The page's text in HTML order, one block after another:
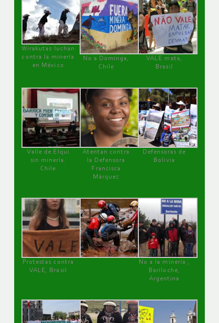
Wirakutas luchan
contra la minería
en México
No a Dominga,
Chile
VALE mata,
Brasil
Valle de Elqui
sin minería.
Chile
Atentan contra
la Defensora
Francisca
Márquez
Defensoras de
Bolivia
Protestas contra
VALE, Brasil
No a la minería ,
Bariloche,
Argentina